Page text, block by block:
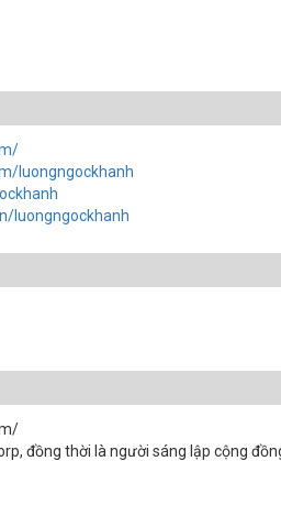
luongngockhanh
luongngockhanh
đồng thời là người sáng lập cộng